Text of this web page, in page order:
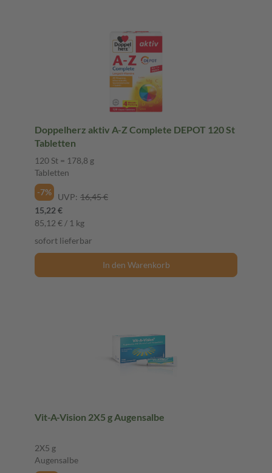
Doppelherz aktiv A-Z Complete DEPOT 120 St
Tabletten
120 St = 178,8 g
Tabletten
-7%
UVP: 16,45 €
15,22 €
85,12 € / 1 kg
sofort lieferbar
In den Warenkorb
Vit-A-Vision 2X5 g Augensalbe
2X5 g
Augensalbe